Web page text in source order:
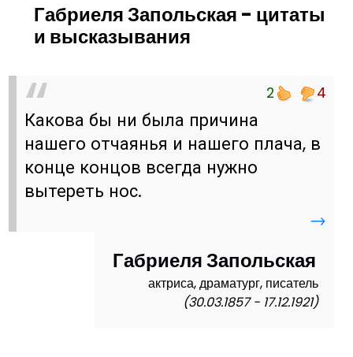
Габриеля Запольская - цитаты
и высказывания
2 4
Какова бы ни была причина
нашего отчаянья и нашего плача, в
конце концов всегда нужно
вытереть нос.
→
Габриеля Запольская
актриса, драматург, писатель
(30.03.1857 - 17.12.1921)